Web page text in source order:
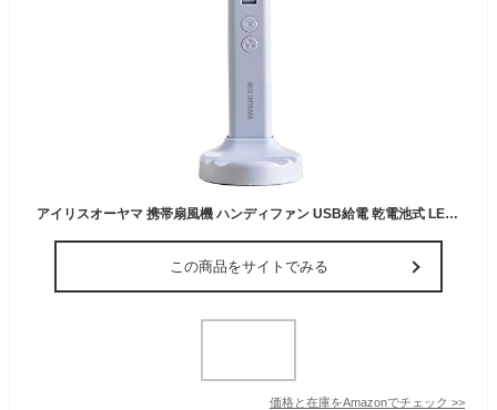
アイリスオーヤマ 携帯扇風機 ハンディファン USB給電 乾電池式 LEDライト付 KHF-01-A ペールブルー
この商品をサイトでみる
価格と在庫をAmazonでチェック >>